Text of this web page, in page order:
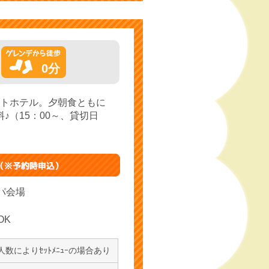
0分
ホテル。夕朝食ともに
（15：00～、貸切日
会場
によりｾｯﾄﾒﾆｭｰの場合あり